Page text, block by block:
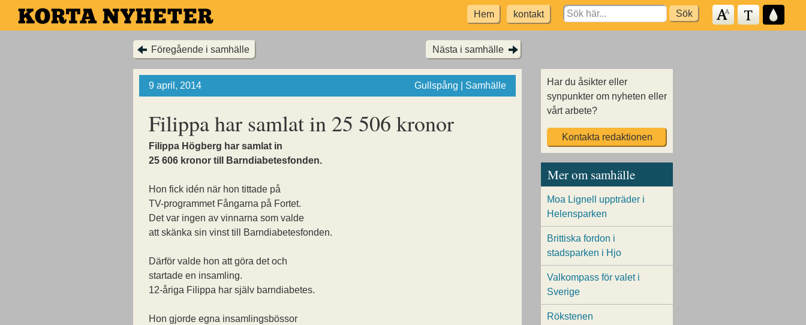
Hoppa
till
Hem kontakt
Search
for:
Föregående i samhälle Nästa i samhälle
9 april, 2014 Gullspång | Samhälle
Filippa har samlat in 25 506 kronor
Filippa Högberg har samlat in
25 606 kronor till Barndiabetesfonden.
Hon fick idén när hon tittade på
TV-programmet Fångarna på Fortet.
Det var ingen av vinnarna som valde
att skänka sin vinst till Barndiabetesfonden.
Därför valde hon att göra det och
startade en insamling.
12-åriga Filippa har själv barndiabetes.
Hon gjorde egna insamlingsbössor
Har du åsikter eller
synpunkter om nyheten eller
vårt arbete?
Kontakta redaktionen
Mer om samhälle
Moa Lignell uppträder i
Helensparken
Brittiska fordon i
stadsparken i Hjo
Valkompass för valet i
Sverige
Rökstenen